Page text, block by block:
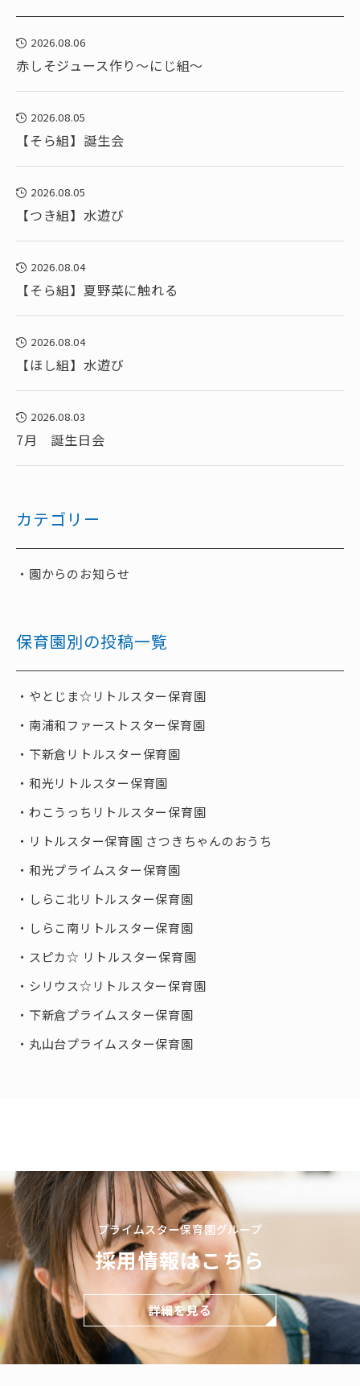
2026.08.06
赤しそジュース作り～にじ組～
2026.08.05
【そら組】誕生会
2026.08.05
【つき組】水遊び
2026.08.04
【そら組】夏野菜に触れる
2026.08.04
【ほし組】水遊び
2026.08.03
7月 誕生日会
カテゴリー
園からのお知らせ
保育園別の投稿一覧
やとじま☆リトルスター保育園
南浦和ファーストスター保育園
下新倉リトルスター保育園
和光リトルスター保育園
わこうっちリトルスター保育園
リトルスター保育園 さつきちゃんのおうち
和光プライムスター保育園
しらこ北リトルスター保育園
しらこ南リトルスター保育園
スピカ☆ リトルスター保育園
シリウス☆リトルスター保育園
下新倉プライムスター保育園
丸山台プライムスター保育園
プライムスター保育園グループ
採用情報はこちら
詳細を見る